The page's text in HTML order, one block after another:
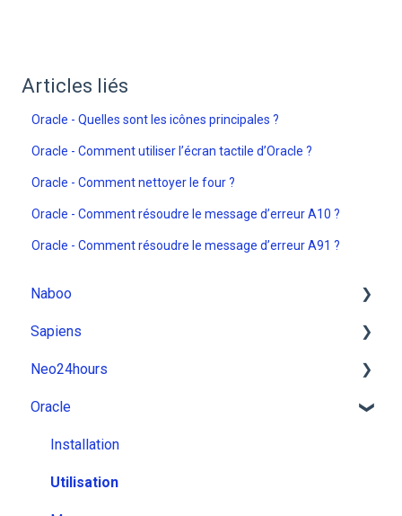
Articles liés
Oracle - Quelles sont les icônes principales ?
Oracle - Comment utiliser l’écran tactile d’Oracle ?
Oracle - Comment nettoyer le four ?
Oracle - Comment résoudre le message d’erreur A10 ?
Oracle - Comment résoudre le message d’erreur A91 ?
Naboo
installation
Utilisation
Messages
Comment faire
Comment ça marche
Sapiens
Installation
Utilisation
Messages
Comment faire
Neo24hours
Installation
Utilisation
Messages
Oracle
Installation
Utilisation